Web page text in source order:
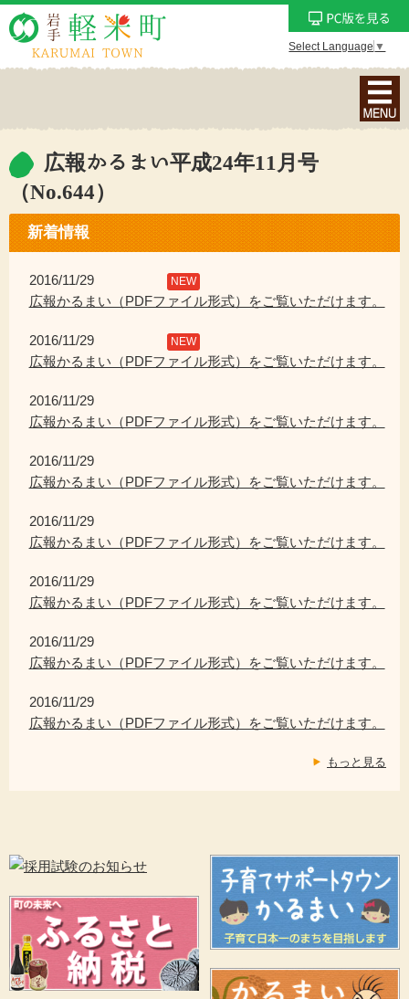
Select Language ▼
ナ
ビ
ン
メ
表
広報かるまい平成24年11月号
（No.644）
新着情報
2016/11/29 NEW
広報かるまい（PDFファイル形式）をご覧いただけます。
2016/11/29 NEW
広報かるまい（PDFファイル形式）をご覧いただけます。
2016/11/29
広報かるまい（PDFファイル形式）をご覧いただけます。
2016/11/29
広報かるまい（PDFファイル形式）をご覧いただけます。
2016/11/29
広報かるまい（PDFファイル形式）をご覧いただけます。
2016/11/29
広報かるまい（PDFファイル形式）をご覧いただけます。
2016/11/29
広報かるまい（PDFファイル形式）をご覧いただけます。
2016/11/29
広報かるまい（PDFファイル形式）をご覧いただけます。
もっと見る